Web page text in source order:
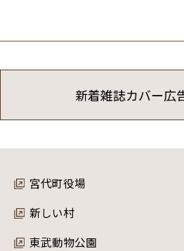
新着雑誌カバー
宮代町役場
新しい村
東武動物公園